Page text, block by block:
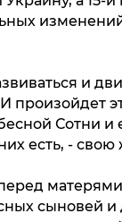
изменений
и
произойдет
Сотни
есть, - свою
матерями
сыновей и